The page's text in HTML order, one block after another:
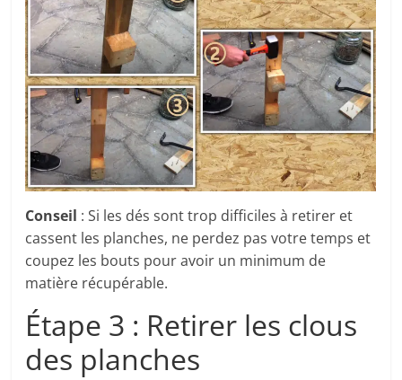
Conseil : Si les dés sont trop difficiles à retirer et
cassent les planches, ne perdez pas votre temps et
coupez les bouts pour avoir un minimum de
matière récupérable.
Étape 3 : Retirer les clous
des planches